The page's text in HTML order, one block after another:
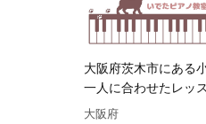
大阪府茨木市にある
一人に合わせたレッ
大阪府